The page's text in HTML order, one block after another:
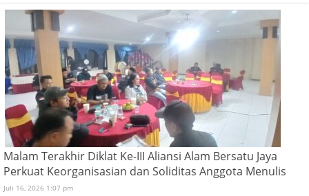
Malam Terakhir Diklat Ke-III Aliansi Alam Bersatu Jaya
Perkuat Keorganisasian dan Soliditas Anggota Menulis
Juli 16, 2026 1:07 pm